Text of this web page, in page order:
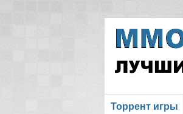
Торрент игры